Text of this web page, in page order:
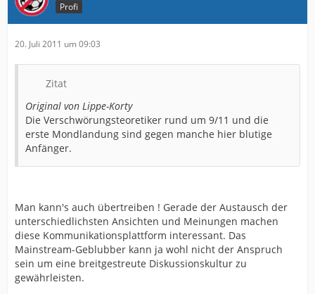
Profi
20. Juli 2011 um 09:03
Zitat
Original von Lippe-Korty
Die Verschwörungsteoretiker rund um 9/11 und die
erste Mondlandung sind gegen manche hier blutige
Anfänger.
Man kann's auch übertreiben ! Gerade der Austausch der
unterschiedlichsten Ansichten und Meinungen machen
diese Kommunikationsplattform interessant. Das
Mainstream-Geblubber kann ja wohl nicht der Anspruch
sein um eine breitgestreute Diskussionskultur zu
gewährleisten.